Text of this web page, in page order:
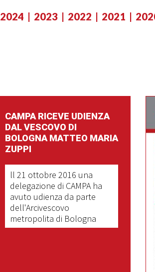
2024 2023 2022 2021
CAMPA RICEVE UDIENZA
DAL VESCOVO DI
BOLOGNA MATTEO MARIA
ZUPPI
ll 21 ottobre 2016 una
delegazione di CAMPA ha
avuto udienza da parte
dell'Arcivescovo
metropolita di Bologna